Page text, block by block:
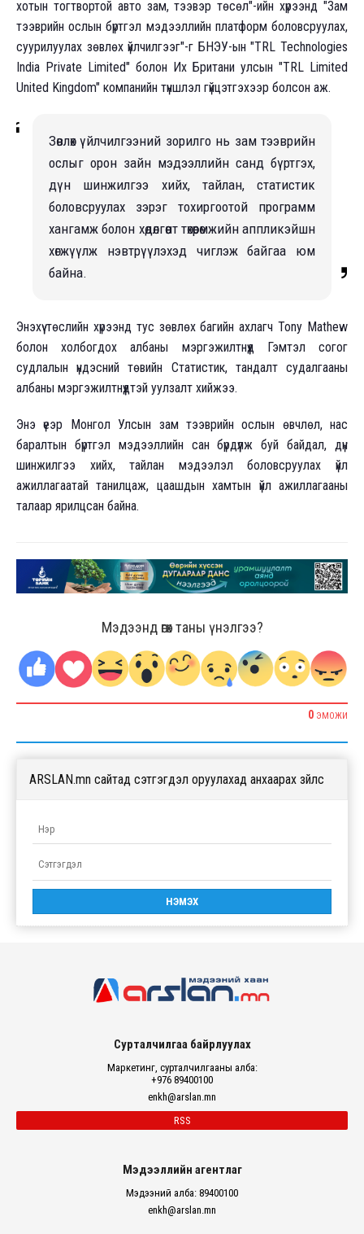
хотын тогтвортой авто зам, тээвэр төсөл"-ийн хүрээнд "Зам
тээврийн ослын бүртгэл мэдээллийн платформ боловсруулах,
суурилуулах зөвлөх үйлчилгээг"-г БНЭУ-ын "TRL Technologies
India Private Limited" болон Их Британи улсын "TRL Limited
United Kingdom" компанийн түншлэл гүйцэтгэхээр болсон аж.
Зөвлөх үйлчилгээний зорилго нь зам тээврийн
ослыг орон зайн мэдээллийн санд бүртгэх,
дүн шинжилгээ хийх, тайлан, статистик
боловсруулах зэрэг тохиргоотой программ
хангамж болон хөдөлгөөнт төхөөрөмжийн аппликэйшн
хөгжүүлж нэвтрүүлэхэд чиглэж байгаа юм
байна.
Энэхүү төслийн хүрээнд тус зөвлөх багийн ахлагч Tony Mathew
болон холбогдох албаны мэргэжилтнүүд Гэмтэл согог
судлалын үндэсний төвийн Статистик, тандалт судалгааны
албаны мэргэжилтнүүдтэй уулзалт хийжээ.
Энэ үеэр Монгол Улсын зам тээврийн ослын өвчлөл, нас
баралтын бүртгэл мэдээллийн сан бүрдүүлж буй байдал, дүн
шинжилгээ хийх, тайлан мэдээлэл боловсруулах үйл
ажиллагаатай танилцаж, цаашдын хамтын үйл ажиллагааны
талаар ярилцсан байна.
Мэдээнд өгөх таны үнэлгээ?
0 ЭМОЖИ
ARSLAN.mn сайтад сэтгэгдэл оруулахад анхаарах зүйлс
Сурталчилгаа байрлуулах
Маркетинг, сурталчилгааны алба:
+976 89400100
enkh@arslan.mn
RSS
Мэдээллийн агентлаг
Мэдээний алба: 89400100
enkh@arslan.mn